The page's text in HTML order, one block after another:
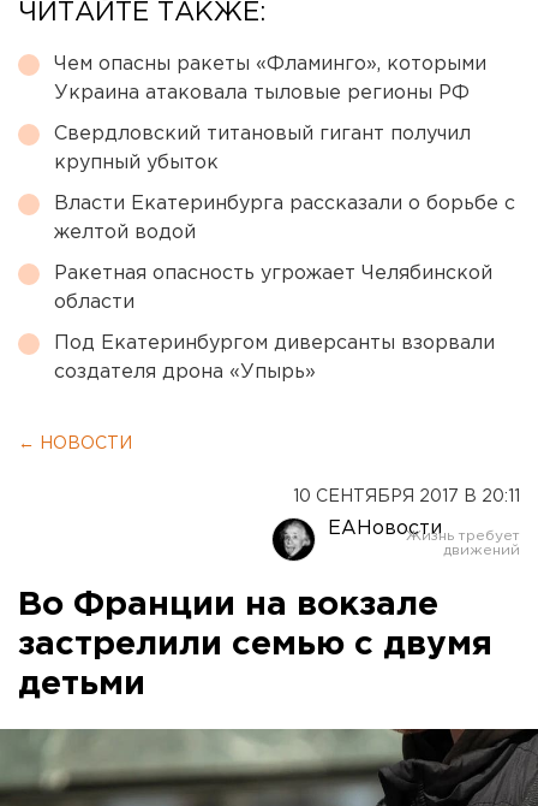
ЧИТАЙТЕ ТАКЖЕ:
Чем опасны ракеты «Фламинго», которыми
Украина атаковала тыловые регионы РФ
Свердловский титановый гигант получил
крупный убыток
Власти Екатеринбурга рассказали о борьбе с
желтой водой
Ракетная опасность угрожает Челябинской
области
Под Екатеринбургом диверсанты взорвали
создателя дрона «Упырь»
← НОВОСТИ
10 СЕНТЯБРЯ 2017 В 20:11
ЕАНовости
Во Франции на вокзале
застрелили семью с двумя
детьми